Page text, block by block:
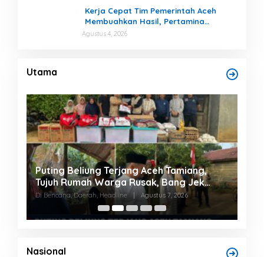
Kerja Cepat Tim Pemerintah Aceh
Membuahkan Hasil, Pertamina
Tambah Penyaluran BBM untuk Aceh
Agustus 4, 2026
Utama
Rp 2,5 Triliun Dana Kementan untuk
Bencana, Pemerintah Aceh kelola Rp 9,7
Miliar
Di Headline, Nasional Agustus 7, 2026
Nasional